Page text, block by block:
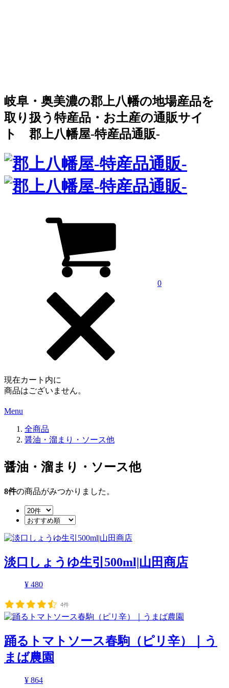
岐阜・奥美濃の郡上八幡の地場産品を
取り扱う特産品・お土産の通販サイ
ト 郡上八幡屋-特産品通販-
0
現在カート内に
商品はございません。
Menu
全商品
醤油・溜まり・ソース他
醤油・溜まり・ソース他
8件の商品がみつかりました。
淡口しょうゆ生引500ml|山田商店
¥ 480
4件
踊るトマトソース春駒（ピリ辛）｜う
まば農園
¥ 864